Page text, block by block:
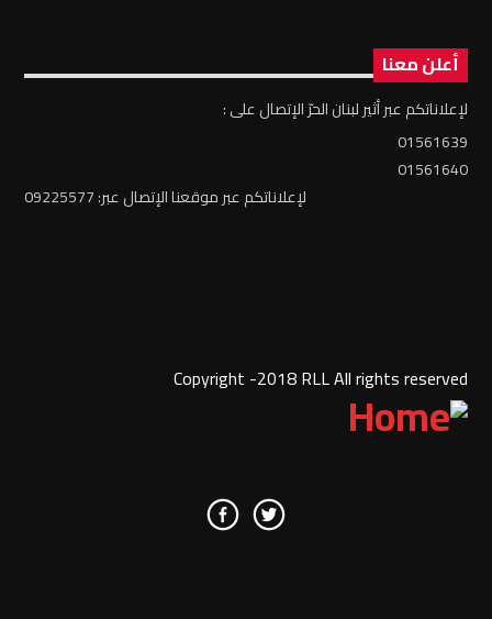
أعلن معنا
لإعلاناتكم عبر أثير لبنان الحرّ الإتصال على :
01561639
01561640
لإعلاناتكم عبر موقعنا الإتصال عبر: 09225577
Copyright -2018 RLL All rights reserved